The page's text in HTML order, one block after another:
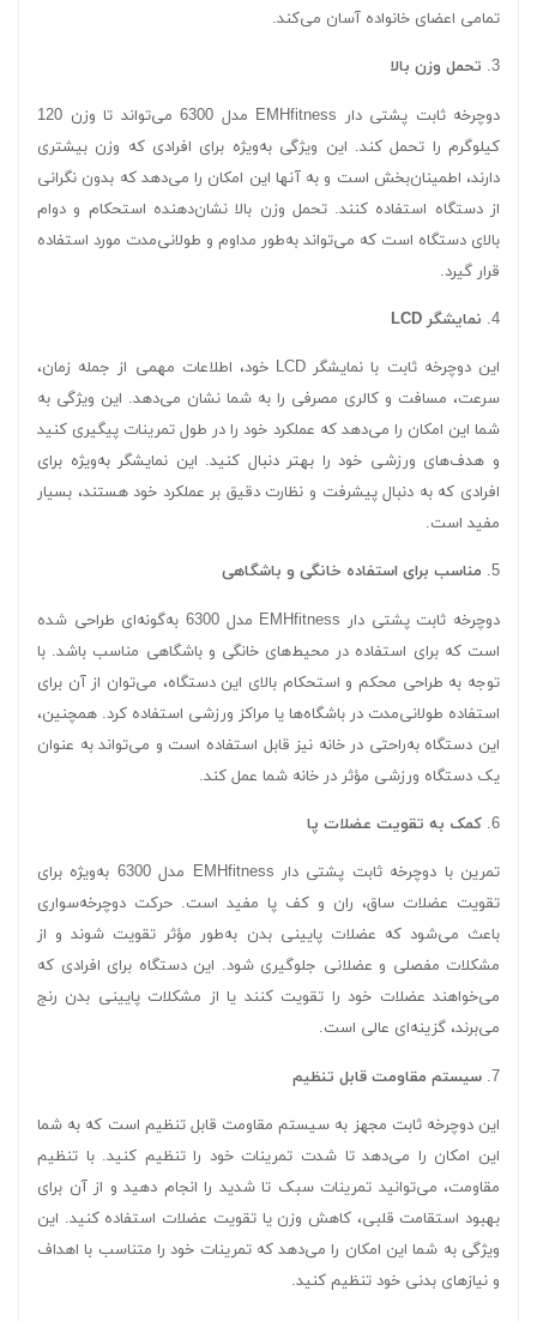
تمامی اعضای خانواده آسان می‌کند.
3. تحمل وزن بالا
دوچرخه ثابت پشتی دار EMHfitness مدل 6300 می‌تواند تا وزن 120
کیلوگرم را تحمل کند. این ویژگی به‌ویژه برای افرادی که وزن بیشتری
دارند، اطمینان‌بخش است و به آنها این امکان را می‌دهد که بدون نگرانی
از دستگاه استفاده کنند. تحمل وزن بالا نشان‌دهنده استحکام و دوام
بالای دستگاه است که می‌تواند به‌طور مداوم و طولانی‌مدت مورد استفاده
قرار گیرد.
4. نمایشگر LCD
این دوچرخه ثابت با نمایشگر LCD خود، اطلاعات مهمی از جمله زمان،
سرعت، مسافت و کالری مصرفی را به شما نشان می‌دهد. این ویژگی به
شما این امکان را می‌دهد که عملکرد خود را در طول تمرینات پیگیری کنید
و هدف‌های ورزشی خود را بهتر دنبال کنید. این نمایشگر به‌ویژه برای
افرادی که به دنبال پیشرفت و نظارت دقیق بر عملکرد خود هستند، بسیار
مفید است.
5. مناسب برای استفاده خانگی و باشگاهی
دوچرخه ثابت پشتی دار EMHfitness مدل 6300 به‌گونه‌ای طراحی شده
است که برای استفاده در محیط‌های خانگی و باشگاهی مناسب باشد. با
توجه به طراحی محکم و استحکام بالای این دستگاه، می‌توان از آن برای
استفاده طولانی‌مدت در باشگاه‌ها یا مراکز ورزشی استفاده کرد. همچنین،
این دستگاه به‌راحتی در خانه نیز قابل استفاده است و می‌تواند به عنوان
یک دستگاه ورزشی مؤثر در خانه شما عمل کند.
6. کمک به تقویت عضلات پا
تمرین با دوچرخه ثابت پشتی دار EMHfitness مدل 6300 به‌ویژه برای
تقویت عضلات ساق، ران و کف پا مفید است. حرکت دوچرخه‌سواری
باعث می‌شود که عضلات پایینی بدن به‌طور مؤثر تقویت شوند و از
مشکلات مفصلی و عضلانی جلوگیری شود. این دستگاه برای افرادی که
می‌خواهند عضلات خود را تقویت کنند یا از مشکلات پایینی بدن رنج
می‌برند، گزینه‌ای عالی است.
7. سیستم مقاومت قابل تنظیم
این دوچرخه ثابت مجهز به سیستم مقاومت قابل تنظیم است که به شما
این امکان را می‌دهد تا شدت تمرینات خود را تنظیم کنید. با تنظیم
مقاومت، می‌توانید تمرینات سبک تا شدید را انجام دهید و از آن برای
بهبود استقامت قلبی، کاهش وزن یا تقویت عضلات استفاده کنید. این
ویژگی به شما این امکان را می‌دهد که تمرینات خود را متناسب با اهداف
و نیازهای بدنی خود تنظیم کنید.